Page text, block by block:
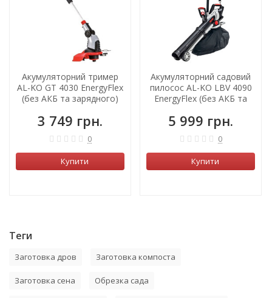
Акумуляторний тример
AL-KO GT 4030 EnergyFlex
(без АКБ та зарядного)
3 749 грн.
0
Купити
Акумуляторний садовий
пилосос AL-KO LBV 4090
EnergyFlex (без АКБ та
5 999 грн.
0
Купити
Теги
Заготовка дров Заготовка компоста
Заготовка сена Обрезка сада